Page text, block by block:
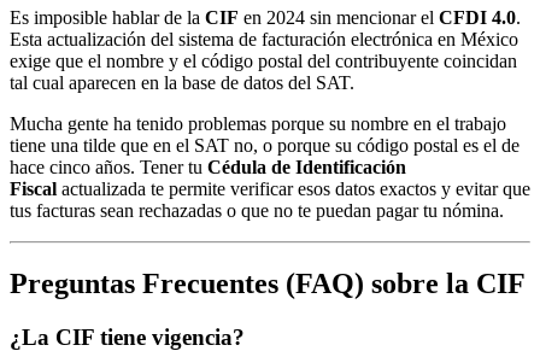
Es imposible hablar de la CIF en 2024 sin mencionar el CFDI 4.0.
Esta actualización del sistema de facturación electrónica en México
exige que el nombre y el código postal del contribuyente coincidan
tal cual aparecen en la base de datos del SAT.
Mucha gente ha tenido problemas porque su nombre en el trabajo
tiene una tilde que en el SAT no, o porque su código postal es el de
hace cinco años. Tener tu Cédula de Identificación
Fiscal actualizada te permite verificar esos datos exactos y evitar que
tus facturas sean rechazadas o que no te puedan pagar tu nómina.
Preguntas Frecuentes (FAQ) sobre la CIF
¿La CIF tiene vigencia?